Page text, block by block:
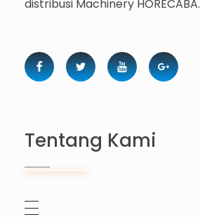
distribusi Machinery HORECABA.
Tentang Kami